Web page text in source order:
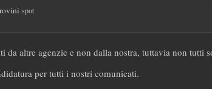
spot
altre agenzie e non dalla nostra, tuttavia non tutti
per tutti i nostri comunicati.